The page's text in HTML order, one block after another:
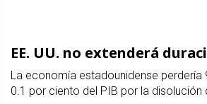
EE. UU. no extenderá
La economía estadounidense perdería
0.1 por ciento del PIB por la disolución